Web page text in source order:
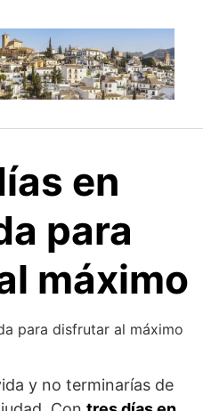
en
para
máximo
para disfrutar al máximo
y no terminarías de